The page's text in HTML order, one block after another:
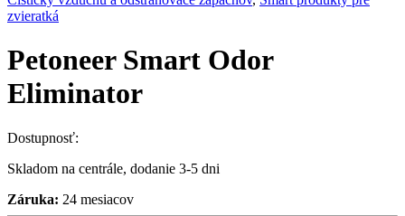
zvieratká
Petoneer Smart Odor
Eliminator
Dostupnosť:
Skladom na centrále, dodanie 3-5 dni
Záruka: 24 mesiacov